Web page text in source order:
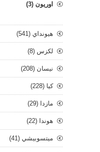
اوريون (3)
هيونداي (541)
لكزس (8)
نيسان (208)
كيا (228)
مازدا (29)
هوندا (22)
ميتسوبيشي (41)